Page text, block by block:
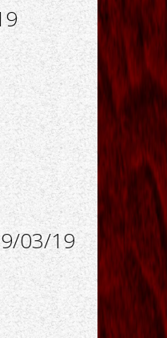
03/19